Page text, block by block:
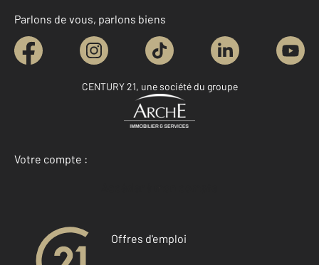
Parlons de vous, parlons biens
CENTURY 21, une société du groupe
Votre compte :
Accéder à mon compte
Offres d'emploi